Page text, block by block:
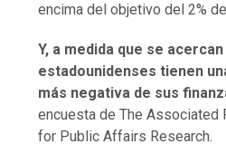
encima del objetivo del 2%
Y, a medida que se
estadounidenses tienen
más negativa de sus
encuesta de The Associated
for Public Affairs Research.